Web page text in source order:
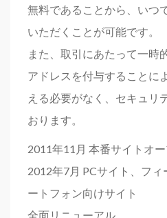
無料であることから、いつ
いただくことが可能です。
また、取引にあたって一時
アドレスを付与することに
える必要がなく、セキュリ
おります。
2011年11月 本番サイトオ
2012年7月 PCサイト、フ
ートフォン向けサイト
全面リニューアル